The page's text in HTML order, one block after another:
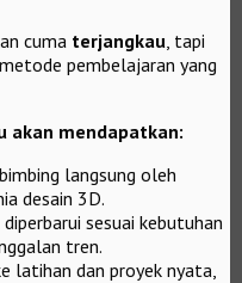
cuma terjangkau , tapi
pembelajaran yang
akan mendapatkan:
langsung oleh
desain 3D.
sesuai kebutuhan
tren.
latihan dan proyek nyata,